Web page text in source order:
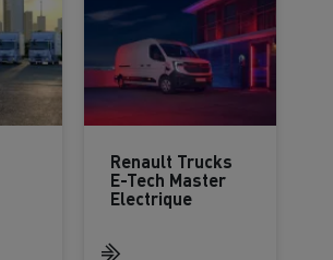
Renault Trucks
E-Tech Master
Electrique